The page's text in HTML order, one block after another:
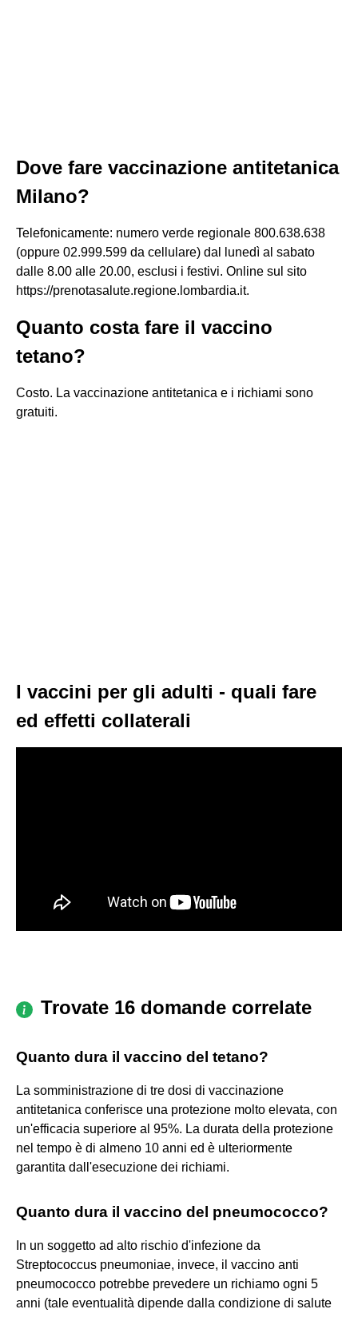
Dove fare vaccinazione antitetanica
Milano?
Telefonicamente: numero verde regionale 800.638.638
(oppure 02.999.599 da cellulare) dal lunedì al sabato
dalle 8.00 alle 20.00, esclusi i festivi. Online sul sito
https://prenotasalute.regione.lombardia.it.
Quanto costa fare il vaccino
tetano?
Costo. La vaccinazione antitetanica e i richiami sono
gratuiti.
I vaccini per gli adulti - quali fare
ed effetti collaterali
Trovate 16 domande correlate
Quanto dura il vaccino del tetano?
La somministrazione di tre dosi di vaccinazione
antitetanica conferisce una protezione molto elevata, con
un'efficacia superiore al 95%. La durata della protezione
nel tempo è di almeno 10 anni ed è ulteriormente
garantita dall'esecuzione dei richiami.
Quanto dura il vaccino del pneumococco?
In un soggetto ad alto rischio d'infezione da
Streptococcus pneumoniae, invece, il vaccino anti
pneumococco potrebbe prevedere un richiamo ogni 5
anni (tale eventualità dipende dalla condizione di salute